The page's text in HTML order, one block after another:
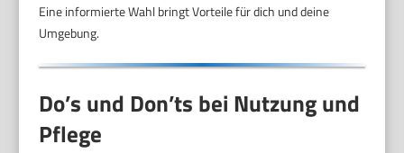
Eine informierte Wahl bringt Vorteile für dich und deine
Umgebung.
Do’s und Don’ts bei Nutzung und
Pflege